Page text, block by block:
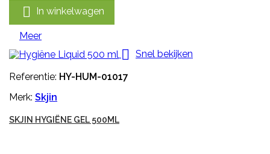
 In winkelwagen
Meer
 Snel bekijken
Referentie: HY-HUM-01017
Merk: Skjin
SKJIN HYGIËNE GEL 500ML